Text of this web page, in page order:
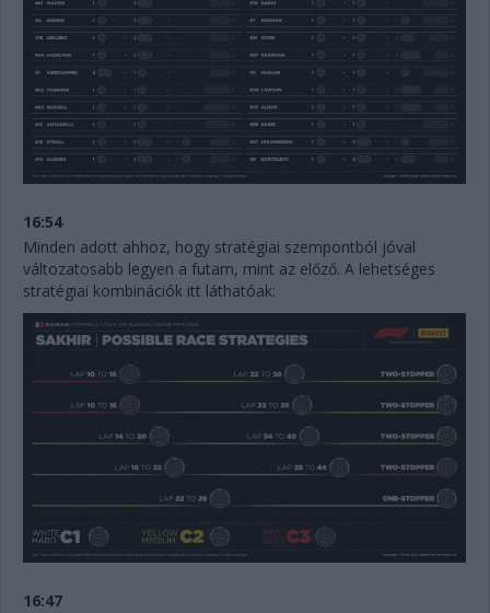
16:54
Minden adott ahhoz, hogy stratégiai szempontból jóval
változatosabb legyen a futam, mint az előző. A lehetséges
stratégiai kombinációk itt láthatóak:
16:47